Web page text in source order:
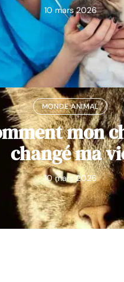
10 mars 2026
MONDE ANIMAL
mon
changé ma
10 mars 2026